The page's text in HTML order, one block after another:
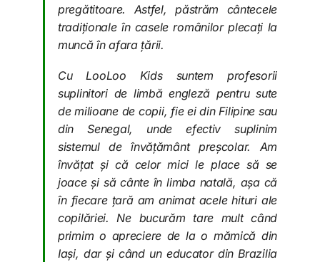
pregătitoare. Astfel, păstrăm cântecele
tradiționale în casele românilor plecați la
muncă în afara țării.
Cu LooLoo Kids suntem profesorii
suplinitori de limbă engleză pentru sute
de milioane de copii, fie ei din Filipine sau
din Senegal, unde efectiv suplinim
sistemul de învățământ preșcolar. Am
învățat și că celor mici le place să se
joace și să cânte în limba natală, așa că
în fiecare țară am animat acele hituri ale
copilăriei. Ne bucurăm tare mult când
primim o apreciere de la o mămică din
Iași, dar și când un educator din Brazilia